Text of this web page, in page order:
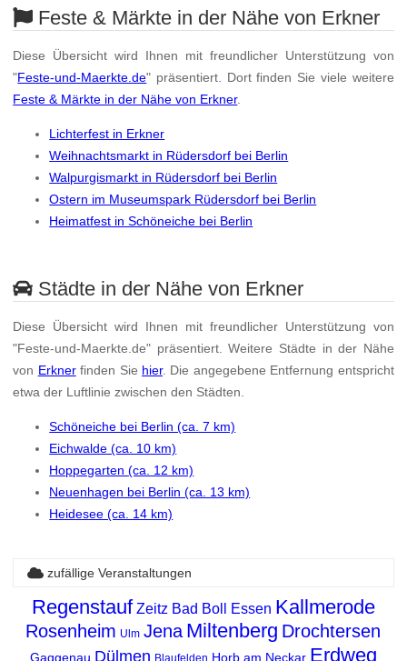
Feste & Märkte in der Nähe von Erkner
Diese Übersicht wird Ihnen mit freundlicher Unterstützung von
"Feste-und-Maerkte.de" präsentiert. Dort finden Sie viele weitere
Feste & Märkte in der Nähe von Erkner.
Lichterfest in Erkner
Weihnachtsmarkt in Rüdersdorf bei Berlin
Walpurgismarkt in Rüdersdorf bei Berlin
Ostern im Museumspark Rüdersdorf bei Berlin
Heimatfest in Schöneiche bei Berlin
Städte in der Nähe von Erkner
Diese Übersicht wird Ihnen mit freundlicher Unterstützung von
"Feste-und-Maerkte.de" präsentiert. Weitere Städte in der Nähe
von Erknerfinden Sie hier. Die angegebene Entfernung entspricht
etwa der Luftlinie zwischen den Städten.
Schöneiche bei Berlin (ca. 7 km)
Eichwalde (ca. 10 km)
Hoppegarten (ca. 12 km)
Neuenhagen bei Berlin (ca. 13 km)
Heidesee (ca. 14 km)
zufällige Veranstaltungen
Regenstauf Zeitz Bad Boll Essen Kallmerode
Rosenheim Ulm Jena Miltenberg Drochtersen
Gaggenau Dülmen Blaufelden Horb am Neckar Erdweg